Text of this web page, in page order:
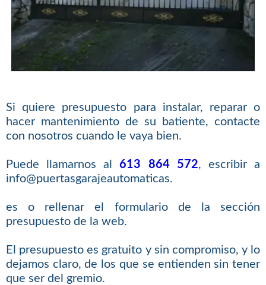
Si quiere presupuesto para instalar, reparar o
hacer mantenimiento de su batiente, contacte
con nosotros cuando le vaya bien.
Puede llamarnos al613 864 572, escribir a
info@puertasgarajeautomaticas.
es o rellenar el formulario de la sección
presupuesto de la web.
El presupuesto es gratuito y sin compromiso, y lo
dejamos claro, de los que se entienden sin tener
que ser del gremio.